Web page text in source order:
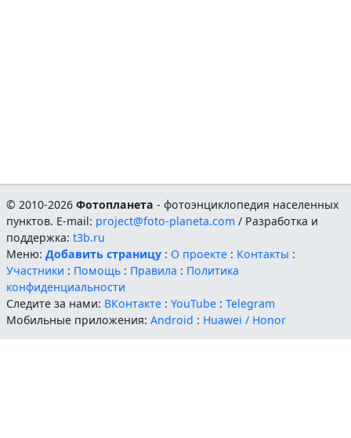
© 2010-2026Фотопланета - фотоэнциклопедия населенных
пунктов. E-mail: project@foto-planeta.com / Разработка и
поддержка:t3b.ru
Меню:Добавить страницу : О проекте : Контакты :
Участники : Помощь : Правила : Политика
конфиденциальности
Следите за нами: ВКонтакте :YouTube :Telegram
Мобильные приложения:Android : Huawei / Honor